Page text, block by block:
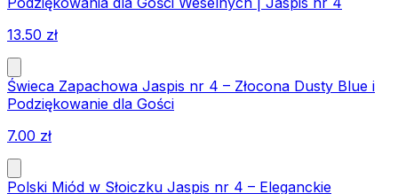
13.50 zł
Świeca Zapachowa Jaspis nr 4 – Złocona Dusty Blue i
Podziękowanie dla Gości
7.00 zł
Polski Miód w Słoiczku Jaspis nr 4 – Eleganckie